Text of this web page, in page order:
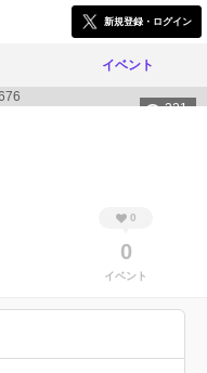
新規登録・ログイン
イベント
321
0
0
イベント